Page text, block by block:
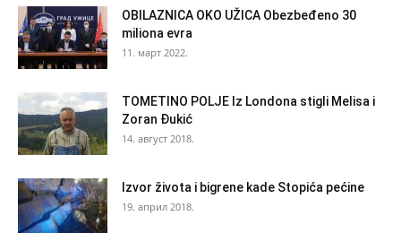
OBILAZNICA OKO UŽICA Obezbeđeno 30
miliona evra
11. март 2022.
TOMETINO POLJE Iz Londona stigli Melisa i
Zoran Đukić
14. август 2018.
Izvor života i bigrene kade Stopića pećine
19. април 2018.